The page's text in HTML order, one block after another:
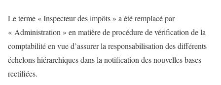
Le terme « Inspecteur des impôts » a été remplacé par
« Administration » en matière de procédure de vérification de la
comptabilité en vue d’assurer la responsabilisation des différents
échelons hiérarchiques dans la notification des nouvelles bases
rectifiées.